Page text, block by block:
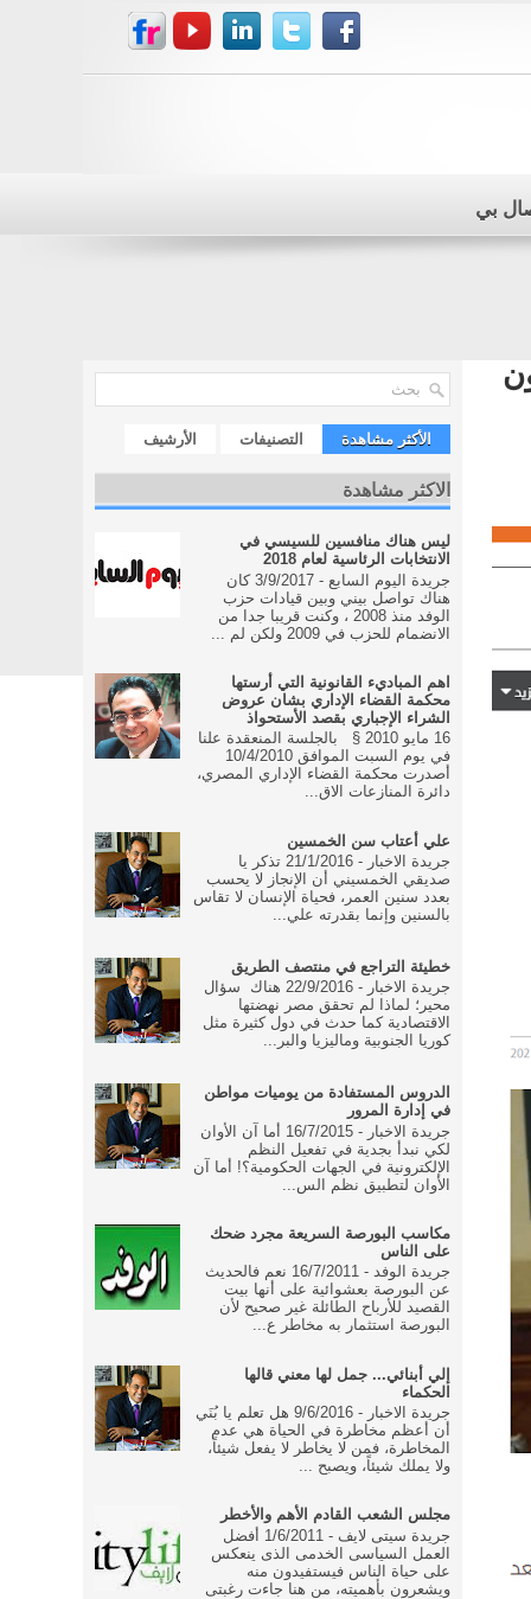
بي
الأكثر مشاهدة التصنيفات الأرشيف
الاكثر مشاهدة
ليس هناك منافسين للسيسي في
الانتخابات الرئاسية لعام 2018
جريدة اليوم السابع - 3/9/2017 كان
هناك تواصل بيني وبين قيادات حزب
الوفد منذ 2008 ، وكنت قريبا جدا من
الانضمام للحزب في 2009 ولكن لم ...
اهم المباديء القانونية التي أرستها
محكمة القضاء الإداري بشان عروض
الشراء الإجباري بقصد الأستحواذ
16 مايو 2010 § بالجلسة المنعقدة علنا
في يوم السبت الموافق 10/4/2010
أصدرت محكمة القضاء الإداري المصري،
دائرة المنازعات الاق...
علي أعتاب سن الخمسين
جريدة الاخبار - 21/1/2016 تذكر يا
صديقي الخمسيني أن الإنجاز لا يحسب
بعدد سنين العمر، فحياة الإنسان لا تقاس
بالسنين وإنما بقدرته علي...
خطيئة التراجع في منتصف الطريق
جريدة الاخبار - 22/9/2016 هناك سؤال
محير؛ لماذا لم تحقق مصر نهضتها
الاقتصادية كما حدث في دول كثيرة مثل
كوريا الجنوبية وماليزيا والبر...
الدروس المستفادة من يوميات مواطن
في إدارة المرور
جريدة الاخبار - 16/7/2015 أما آن الأوان
لكي نبدأ بجدية في تفعيل النظم
الإلكترونية في الجهات الحكومية؟! أما آن
الأوان لتطبيق نظم الس...
مكاسب البورصة السريعة مجرد ضحك
على الناس
جريدة الوفد - 16/7/2011 نعم فالحديث
عن البورصة بعشوائية على أنها بيت
القصيد للأرباح الطائلة غير صحيح لأن
البورصة استثمار به مخاطر ع...
إلي أبنائي... جمل لها معني قالها
الحكماء
جريدة الاخبار - 9/6/2016 هل تعلم يا بُنَي
أن أعظم مخاطرة في الحياة هي عدم
المخاطرة، فمن لا يخاطر لا يفعل شيئاً،
ولا يملك شيئاً، ويصبح ...
مجلس الشعب القادم الأهم والأخطر
جريدة سيتى لايف - 1/6/2011 أفضل
العمل السياسى الخدمى الذى ينعكس
على حياة الناس فيستفيدون منه
ويشعرون بأهميته، من هنا جاءت رغبتى